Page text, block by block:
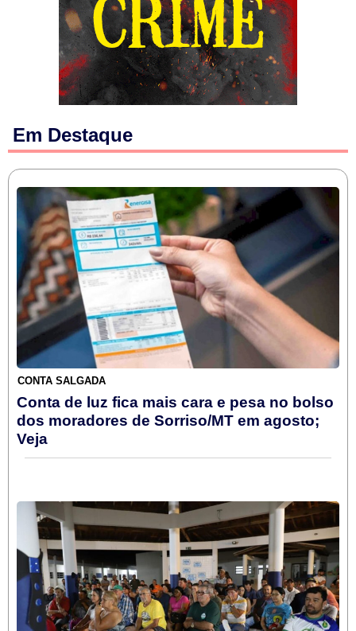
Em Destaque
CONTA SALGADA
Conta de luz fica mais cara e pesa no bolso
dos moradores de Sorriso/MT em agosto;
Veja